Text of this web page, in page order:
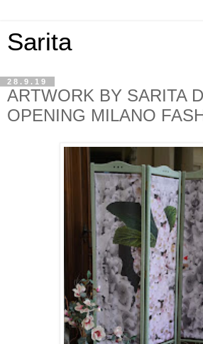
Sarita
28.9.19
ARTWORK BY SARITA
OPENING MILANO